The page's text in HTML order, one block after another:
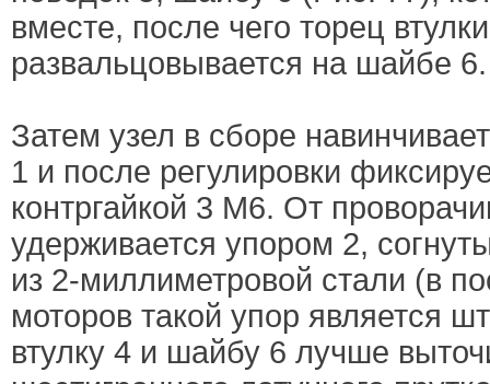
вместе, после чего торец втулки
развальцовывается на шайбе 6.
Затем узел в сборе
1 и после регулировки
контргайкой 3 М6. От
удерживается упором 2,
из 2-миллиметровой стали (в
моторов такой упор является
втулку 4 и шайбу 6 лучше